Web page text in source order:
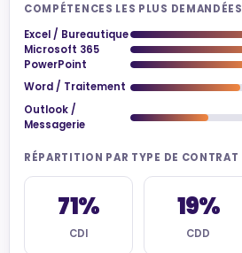
COMPÉTENCES LES PLUS DEMANDÉES
Excel / Bureautique
Microsoft 365
PowerPoint
Word / Traitement
Outlook /
Messagerie
RÉPARTITION PAR TYPE DE CONTRAT
71%
CDI
19%
CDD